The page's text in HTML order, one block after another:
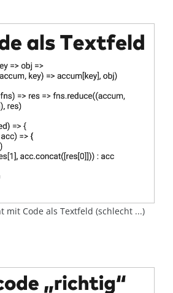
mit Code als Textfeld (schlecht ...)